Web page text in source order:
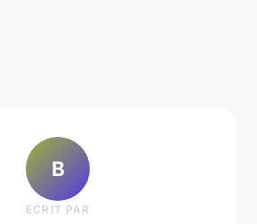
B
ECRIT PAR